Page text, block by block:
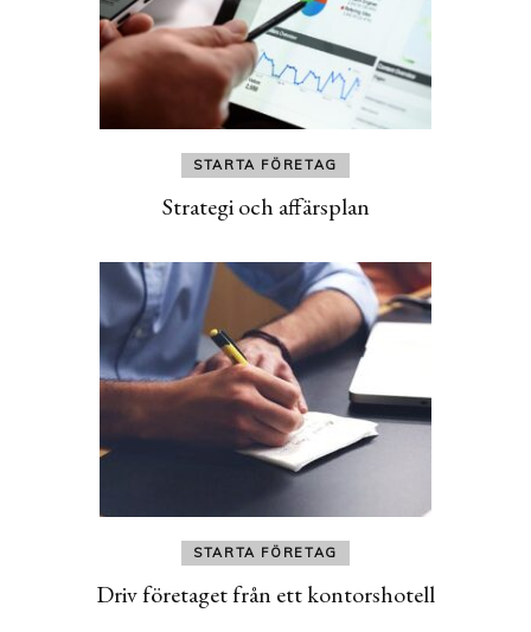
STARTA FÖRETAG
Strategi och affärsplan
STARTA FÖRETAG
Driv företaget från ett kontorshotell